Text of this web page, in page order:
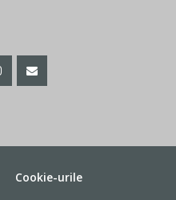
Cookie-urile